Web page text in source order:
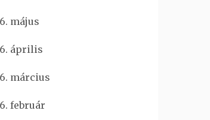
május
április
március
február